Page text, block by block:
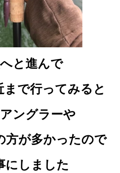
と進んで
まで行ってみると
ングラーや
方が多かったので
にしました